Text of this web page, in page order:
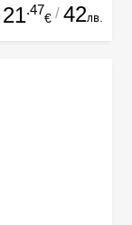
21.47
€ / 42лв.